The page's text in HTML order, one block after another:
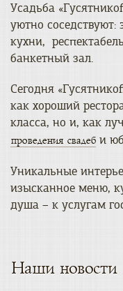
Усадьба
уютно соседствуют:
кухни,
банкетный зал.
Сегодня
как хороший
класса, но и, как
проведения свадеб и
Уникальные
изысканное меню,
душа – к услугам
Наши новости